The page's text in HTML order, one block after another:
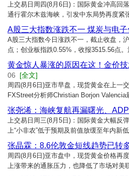
上交易日周四(8月6日)：国际黄金冲高回
通行霍尔木兹海峡，引发中东局势再度
A股三大指数涨跌不一 煤炭与电
A股三大指数今日涨跌不一，截止收盘，
点；创业板指跌0.55%，收报3515.56点
黄金惊人暴涨的原因在这！金价
06
[全文]
周四(8月6日)亚市早盘，现货黄金在上一
FXStreet分析师Christian Borjon
张尧浠：海峡复航再漏曙光、
上交易日周三(8月5日)：国际黄金大幅反
上“小非农”低于预期及前值放缓至年内
张晶霖：8.6伦敦金短线趋势已转
周四(8月6日)亚市盘中，现货黄金价格再
上涨带来的通胀压力，也降低了市场对